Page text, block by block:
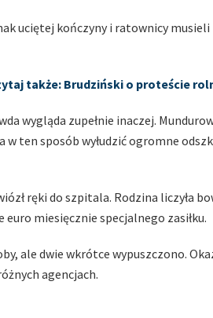
uciętej kończyny i ratownicy musieli
także: Brudziński o proteście
wygląda zupełnie inaczej.
w ten sposób wyłudzić ogromne
ręki do szpitala. Rodzina liczyła
miesięcznie specjalnego zasiłku.
ale dwie wkrótce wypuszczono.
agencjach.